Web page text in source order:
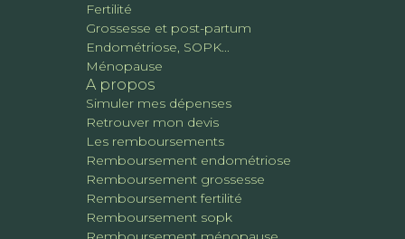
Fertilité
Grossesse et post-partum
Endométriose, SOPK...
Ménopause
A propos
Simuler mes dépenses
Retrouver mon devis
Les remboursements
Remboursement endométriose
Remboursement grossesse
Remboursement fertilité
Remboursement sopk